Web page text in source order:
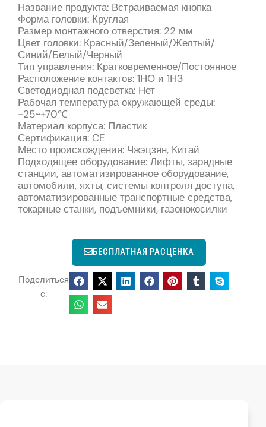
Название продукта: Встраиваемая кнопка
Форма головки: Круглая
Размер монтажного отверстия: 22 мм
Цвет головки: Красный/Зеленый/Желтый/
Синий/Белый/Черный
Тип управления: Кратковременное/Постоянное
Расположение контактов: 1НО и 1НЗ
Светодиодная подсветка: Нет
Рабочая температура окружающей среды:
-25~+70℃
Материал корпуса: Пластик
Сертификация: CE
Место происхождения: Чжэцзян, Китай
Подходящее оборудование: Лифты, зарядные
станции, автоматизированное оборудование,
автомобили, яхты, системы контроля доступа,
автоматизированные транспортные средства,
токарные станки, подъемники, газонокосилки
БЕСПЛАТНАЯ РАСЦЕНКА
Поделиться
с: